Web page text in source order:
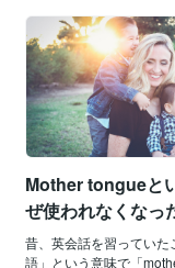
彼は、貴族や農民に関わ
串刺しに処したことか
ad the Impaler)」とも呼
う……。本当に残虐な
ら、Draculaのモデル
本語です。ここが肝心で
カタカナ英語である日本
語に入れると意味が通
ます。 例えば「サービ
から何かサービスしてよ
良く聞きそうな会話です
サービスは「無料」とい
英語の「service」に無
りません。Onlineの
ionariesで「service」を
viding something ​ [countable] a system th
at provides something
ds, organized by the
Mother tongueと
ぜ使われなくなっ
昔、英会話を習っていた
語」という意味で「